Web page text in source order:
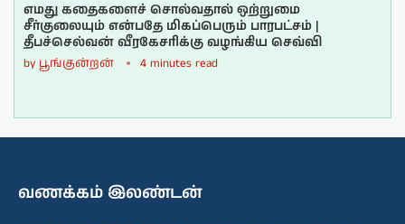
எமது கதைகளைச் சொல்வதால் ஒற்றுமை
சீர்குலையும் என்பதே மிகப்பெரும் பாரபட்சம் |
தீபச்செல்வன் வீரகேசரிக்கு வழங்கிய செவ்வி
by பூங்குன்றன் 4 minutes read
வணக்கம் இலண்டன்